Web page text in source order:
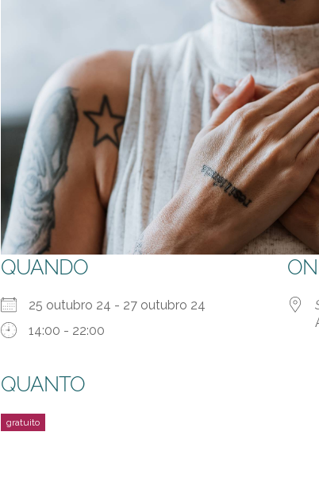
QUANDO
25 outubro 24 - 27 outubro 24
14:00 - 22:00
QUANTO